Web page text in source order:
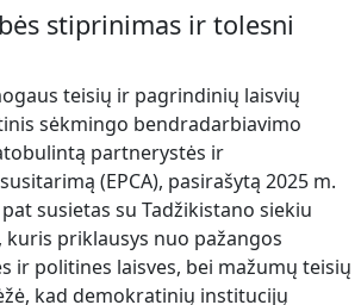
stiprinimas ir tolesni
teisių ir pagrindinių laisvių
sėkmingo bendradarbiavimo
partnerystės ir
(EPCA), pasirašytą 2025 m.
susietas su Tadžikistano siekiu
kuris priklausys nuo pažangos
ir politines laisves, bei mažumų teisių
kad demokratinių institucijų